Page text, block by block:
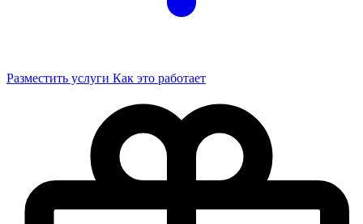
Разместить услуги Как это работает